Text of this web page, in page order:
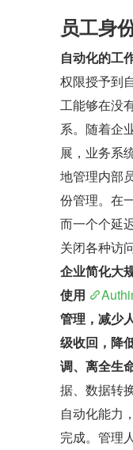
员工身
自动化的工
权限授予到
工能够在没
系。随着企
展，业务系
地管理内部
份管理。在
而一个个延
关闭各种访
企业简化大
使用
管理，减少
级收回，降
调、离全生
据、数据转
自动化能力
完成。管理